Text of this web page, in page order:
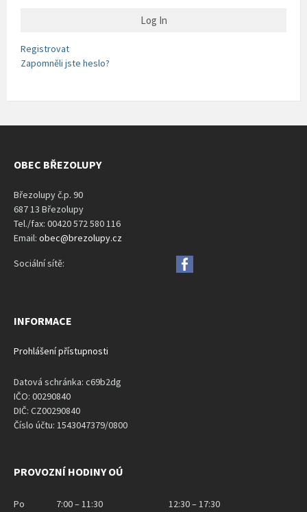
Registrovat
Zapomněli jste heslo?
OBEC BŘEZOLUPY
Březolupy č.p. 90
687 13 Březolupy
Tel./fax: 00420 572 580 116
Email: obec@brezolupy.cz
Sociální sítě:
INFORMACE
Prohlášení přístupnosti
Datová schránka: c69b2dg
IČO: 00290840
DIČ: CZ00290840
Číslo účtu: 1543047379/0800
PROVOZNÍ HODINY OÚ
Po 7:00 – 11:30 12:30 – 17:30